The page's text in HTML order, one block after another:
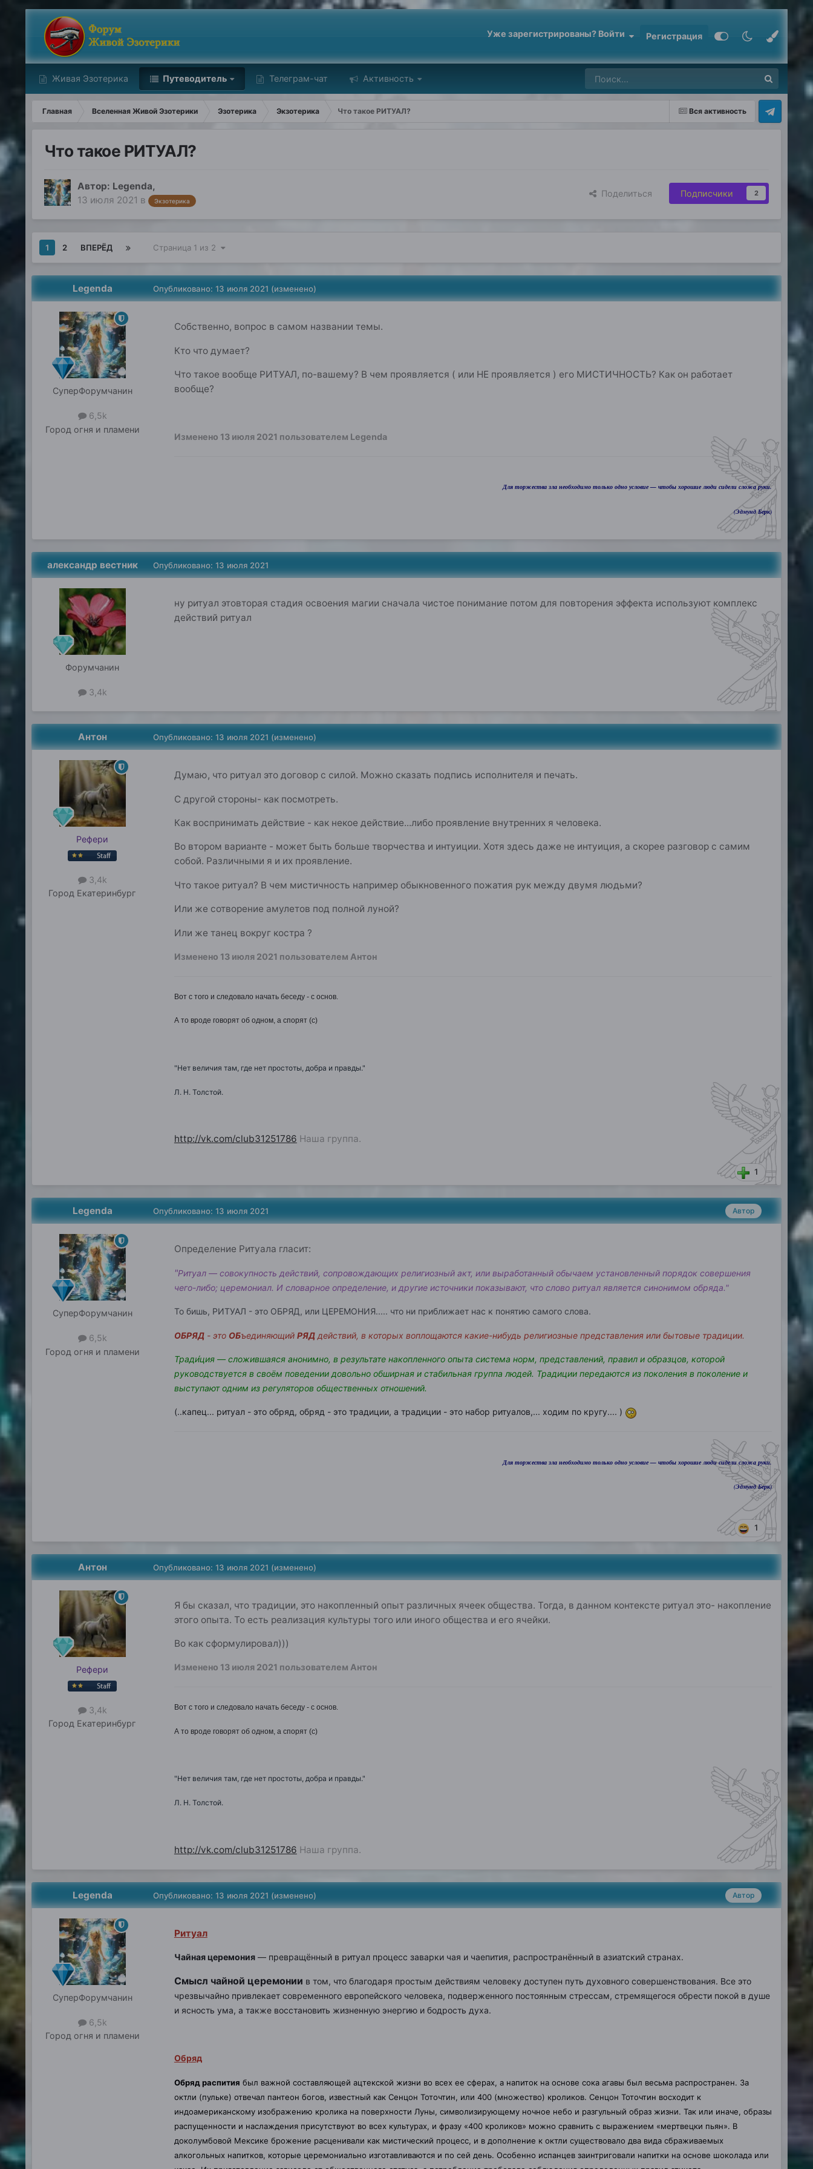
Уже зарегистрированы? Войти Регистрация
Живая Эзотерика Путеводитель Телеграм-чат Активность
Вся активность
Главная Вселенная Живой Эзотерики Эзотерика Экзотерика Что такое РИТУАЛ?
Что такое РИТУАЛ?
Автор: Legenda,
13 июля 2021 в Экзотерика
Поделиться Подписчики 2
1 2 ВПЕРЁД Страница 1 из 2
Legenda
СуперФорумчанин
6,5k
Город огня и пламени
Опубликовано: 13 июля 2021 (изменено)
Собственно, вопрос в самом названии темы.
Кто что думает?
Что такое вообще РИТУАЛ, по-вашему? В чем проявляется ( или НЕ проявляется ) его МИСТИЧНОСТЬ? Как он работает
вообще?
Изменено 13 июля 2021 пользователем Legenda
Для торжества зла необходимо только одно условие — чтобы хорошие люди сидели сложа руки.
(Эдмунд Берк)
александр вестник
Форумчанин
3,4k
Опубликовано: 13 июля 2021
ну ритуал этовторая стадия освоения магии сначала чистое понимание потом для повторения эффекта используют комплекс
действий ритуал
Антон
Рефери
3,4k
Город Екатеринбург
Опубликовано: 13 июля 2021 (изменено)
Думаю, что ритуал это договор с силой. Можно сказать подпись исполнителя и печать.
С другой стороны- как посмотреть.
Как воспринимать действие - как некое действие...либо проявление внутренних я человека.
Во втором варианте - может быть больше творчества и интуиции. Хотя здесь даже не интуиция, а скорее разговор с самим
собой. Различными я и их проявление.
Что такое ритуал? В чем мистичность например обыкновенного пожатия рук между двумя людьми?
Или же сотворение амулетов под полной луной?
Или же танец вокруг костра ?
Изменено 13 июля 2021 пользователем Антон
1
Вот с того и следовало начать беседу - с основ.
А то вроде говорят об одном, а спорят (с)
"Нет величия там, где нет простоты, добра и правды."
Л. Н. Толстой.
http://vk.com/club31251786 Наша группа.
Legenda
СуперФорумчанин
6,5k
Город огня и пламени
Автор
Опубликовано: 13 июля 2021
Определение Ритуала гласит:
"Ритуал — совокупность действий, сопровождающих религиозный акт, или выработанный обычаем установленный порядок совершения
чего-либо; церемониал. И словарное определение, и другие источники показывают, что слово ритуал является синонимом обряда."
То бишь, РИТУАЛ - это ОБРЯД, или ЦЕРЕМОНИЯ..... что ни приближает нас к понятию самого слова.
ОБРЯД- это ОБъединяющий РЯДдействий, в которых воплощаются какие-нибудь религиозные представления или бытовые традиции.
Тради́ция — сложившаяся анонимно, в результате накопленного опыта система норм, представлений, правил и образцов, которой
руководствуется в своём поведении довольно обширная и стабильная группа людей. Традиции передаются из поколения в поколение и
выступают одним из регуляторов общественных отношений.
(..капец... ритуал - это обряд, обряд - это традиции, а традиции - это набор ритуалов,... ходим по кругу.... )
1
Для торжества зла необходимо только одно условие — чтобы хорошие люди сидели сложа руки.
(Эдмунд Берк)
Антон
Рефери
3,4k
Город Екатеринбург
Опубликовано: 13 июля 2021 (изменено)
Я бы сказал, что традиции, это накопленный опыт различных ячеек общества. Тогда, в данном контексте ритуал это- накопление
этого опыта. То есть реализация культуры того или иного общества и его ячейки.
Во как сформулировал)))
Изменено 13 июля 2021 пользователем Антон
Вот с того и следовало начать беседу - с основ.
А то вроде говорят об одном, а спорят (с)
"Нет величия там, где нет простоты, добра и правды."
Л. Н. Толстой.
http://vk.com/club31251786 Наша группа.
Legenda
СуперФорумчанин
6,5k
Город огня и пламени
Автор
Опубликовано: 13 июля 2021 (изменено)
Ритуал
Чайная церемония— превращённый в ритуал процесс заваркичая и чаепития, распространённый в азиатский странах.
Смысл чайной церемонии в том, что благодаря простым действиям человеку доступен путь духовного совершенствования. Все это
чрезвычайно привлекает современного европейского человека, подверженного постоянным стрессам, стремящегося обрести покой в душе
и ясность ума, а также восстановить жизненную энергию и бодрость духа.
Обряд
Обряд распития был важной составляющей ацтекской жизни во всех ее сферах, а напиток на основе сока агавы был весьма распространен. За
октли (пульке) отвечал пантеон богов, известный как Сенцон Тоточтин, или 400 (множество) кроликов. Сенцон Тоточтин восходит к
индоамериканскому изображению кролика на поверхности Луны, символизирующему ночное небо и разгульный образ жизни. Так или иначе, образы
распущенности и наслаждения присутствуют во всех культурах, и фразу «400 кроликов» можно сравнить с выражением «мертвецки пьян». В
доколумбовой Мексике брожение расценивали как мистический процесс, и в дополнение к октли существовало два вида сбраживаемых
алкогольных напитков, которые церемониально изготавливаются и по сей день. Особенно испанцев заинтриговали напитки на основе шоколада или